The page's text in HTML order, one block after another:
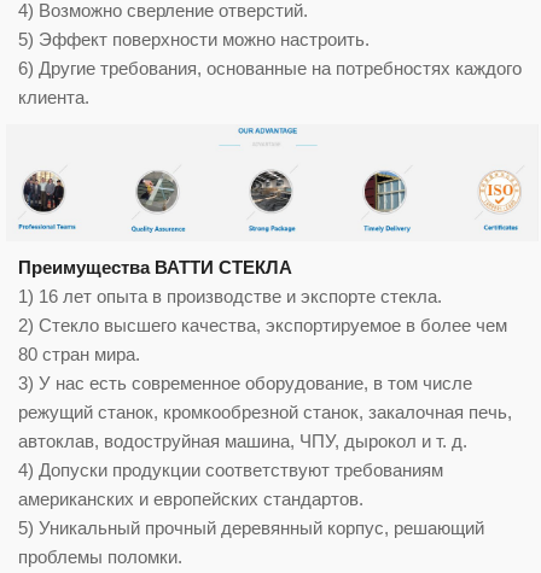
4) Возможно сверление отверстий.
5) Эффект поверхности можно настроить.
6) Другие требования, основанные на потребностях каждого
клиента.
Преимущества ВАТТИ СТЕКЛА
1) 16 лет опыта в производстве и экспорте стекла.
2) Стекло высшего качества, экспортируемое в более чем
80 стран мира.
3) У нас есть современное оборудование, в том числе
режущий станок, кромкообрезной станок, закалочная печь,
автоклав, водоструйная машина, ЧПУ, дырокол и т. д.
4) Допуски продукции соответствуют требованиям
американских и европейских стандартов.
5) Уникальный прочный деревянный корпус, решающий
проблемы поломки.